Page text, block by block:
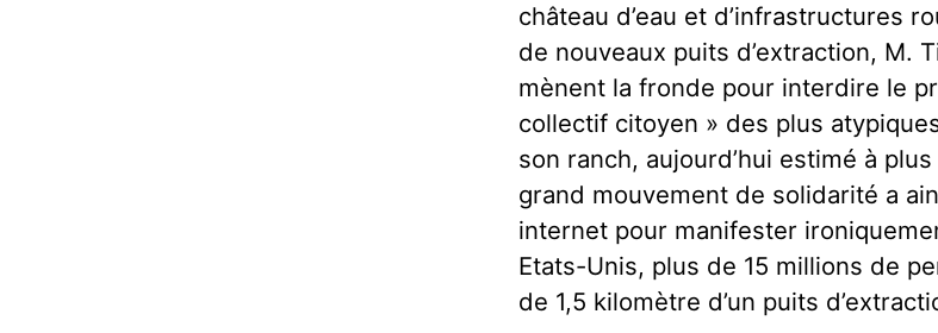
château d’eau et d’infrastructures
de nouveaux puits d’extraction, M.
mènent la fronde pour interdire le
collectif citoyen » des plus
son ranch, aujourd’hui estimé à
grand mouvement de solidarité a
internet pour manifester
Etats-Unis, plus de 15 millions de
de 1,5 kilomètre d’un puits